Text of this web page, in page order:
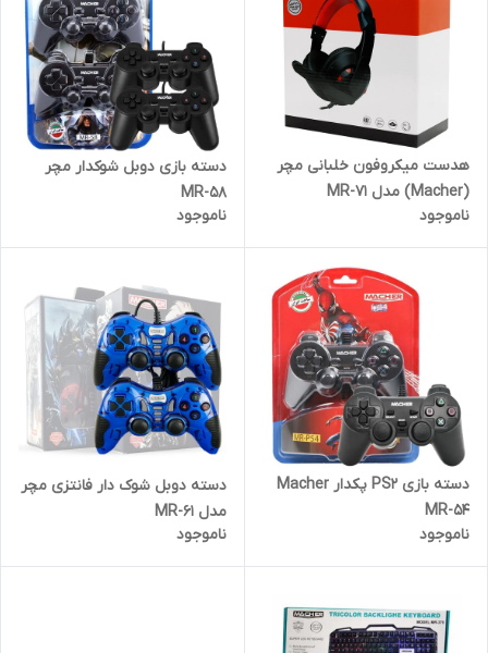
هدست میکروفون خلبانی مچر
(Macher) مدل MR-71
ناموجود
دسته بازی دوبل شوکدار مچر
MR-58
ناموجود
دسته بازی PS2 پکدار Macher
MR-54
ناموجود
دسته دوبل شوک دار فانتزی مچر
مدل MR-61
ناموجود